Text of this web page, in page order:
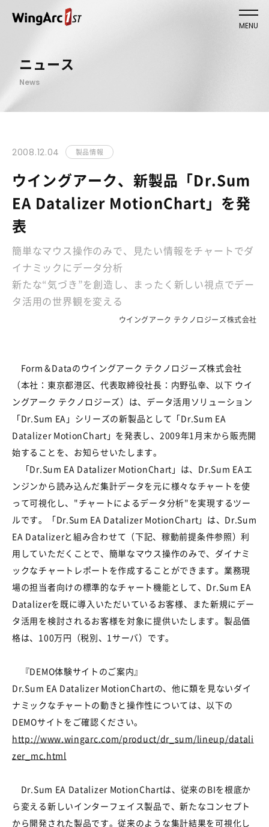
MENU
ニュース
News
2008.12.04 製品情報
ウイングアーク、新製品「Dr.Sum
EA Datalizer MotionChart」を発
表
簡単なマウス操作のみで、見たい情報をチャートでダ
イナミックにデータ分析
新たな“気づき”を創造し、まったく新しい視点でデー
タ活用の世界観を変える
ウイングアーク テクノロジーズ株式会社
Form＆Dataのウイングアーク テクノロジーズ株式会社
（本社：東京都港区、代表取締役社長：内野弘幸、以下 ウイ
ングアーク テクノロジーズ）は、データ活用ソリューション
「Dr.Sum EA」シリーズの新製品として「Dr.Sum EA
Datalizer MotionChart」を発表し、2009年1月末から販売開
始することを、お知らせいたします。
「Dr.Sum EA Datalizer MotionChart」は、Dr.Sum EAエ
ンジンから読み込んだ集計データを元に様々なチャートを使
って可視化し、"チャートによるデータ分析"を実現するツー
ルです。「Dr.Sum EA Datalizer MotionChart」は、Dr.Sum
EA Datalizerと組み合わせて（下記、稼動前提条件参照）利
用していただくことで、簡単なマウス操作のみで、ダイナミ
ックなチャートレポートを作成することができます。業務現
場の担当者向けの標準的なチャート機能として、Dr.Sum EA
Datalizerを既に導入いただいているお客様、また新規にデー
タ活用を検討されるお客様を対象に提供いたします。製品価
格は、100万円（税別、1サーバ）です。
『DEMO体験サイトのご案内』
Dr.Sum EA Datalizer MotionChartの、他に類を見ないダイ
ナミックなチャートの動きと操作性については、以下の
DEMOサイトをご確認ください。
http://www.wingarc.com/product/dr_sum/lineup/datali
zer_mc.html
Dr.Sum EA Datalizer MotionChartは、従来のBIを根底か
ら変える新しいインターフェイス製品で、新たなコンセプト
から開発された製品です。従来のような集計結果を可視化し